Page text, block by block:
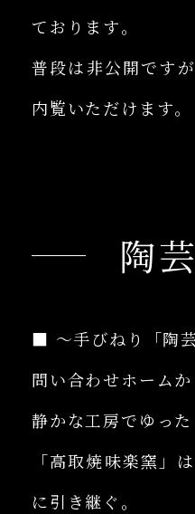
ております｡
普段は非公開です
内覧いただけます｡
陶
■ 〜手びねり「陶
問い合わせホーム
静かな工房でゆっ
「高取焼味楽窯」
に引き継ぐ。